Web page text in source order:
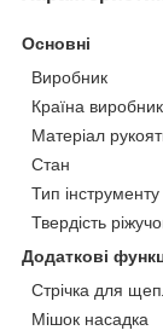
Основні
Виробник
Країна виробник
Матеріал
Стан
Тип інструменту
Твердість
Додаткові
Стрічка для
Мішок насадка